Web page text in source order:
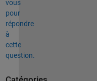
vous
pour
répondre
à
cette
question.